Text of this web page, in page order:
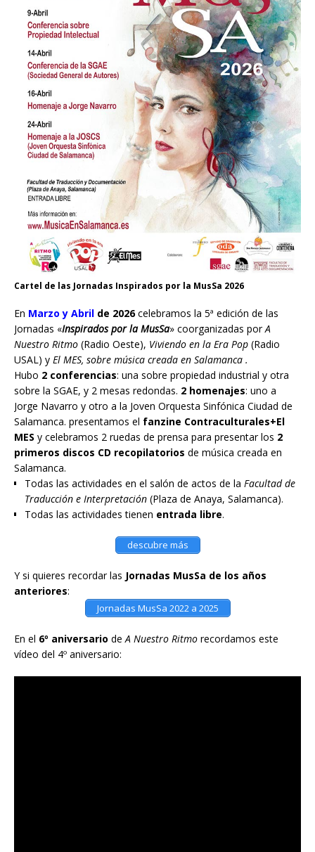
Cartel de las Jornadas Inspirados por la MusSa 2026
En Marzo y Abril de 2026celebramos la 5ª edición de las
Jornadas «Inspirados por la MusSa» coorganizadas porA
Nuestro Ritmo (Radio Oeste), Viviendo en la Era Pop (Radio
USAL) y El MES, sobre música creada en Salamanca .
Hubo 2 conferencias: una sobre propiedad industrial y otra
sobre la SGAE, y 2 mesas redondas. 2 homenajes: uno a
Jorge Navarro y otro a la Joven Orquesta Sinfónica Ciudad de
Salamanca. presentamos el fanzine Contraculturales+El
MES y celebramos 2 ruedas de prensa para presentar los 2
primeros discos CD recopilatorios de música creada en
Salamanca.
Todas las actividades en el salón de actos de la Facultad de
Traducción e Interpretación (Plaza de Anaya, Salamanca).
Todas las actividades tienen entrada libre.
descubre más
Y si quieres recordar las Jornadas MusSa de los años
anteriores:
Jornadas MusSa 2022 a 2025
En el 6º aniversario deA Nuestro Ritmo recordamos este
vídeo del 4º aniversario: